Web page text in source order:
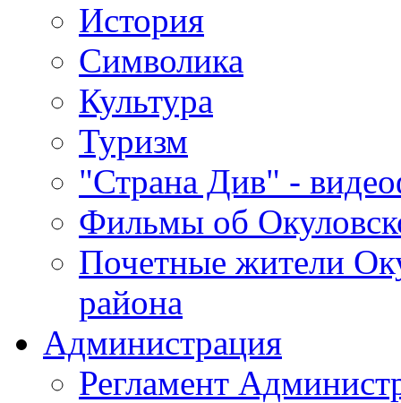
История
Символика
Культура
Туризм
"Страна Див" -
Фильмы об
Почетные жители
района
Администрация
Регламент